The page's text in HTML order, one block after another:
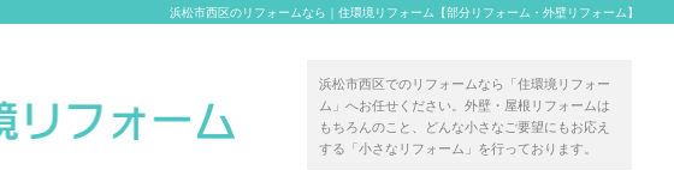
浜松市西区のリフォームなら｜住環境リフォーム【部分リフォーム・外壁リフォーム】
浜松市西区でのリフォームなら「住環境リフォー
ム」へお任せください。外壁・屋根リフォームは
もちろんのこと、どんな小さなご要望にもお応え
する「小さなリフォーム」を行っております。